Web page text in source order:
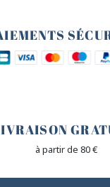
à partir de 80 €